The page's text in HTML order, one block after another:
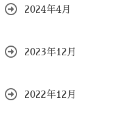
2024年4月
2023年12月
2022年12月